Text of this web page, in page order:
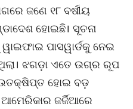
ଜଣେ ୧୮ ବର୍ଷୀୟ
ହୋଇଛି। ସୂଚନା
ୱାଇଫାଇ ପାସୱାର୍ଡକୁ ନେଇ
ଝଗଡ଼ା ଏତେ ଉଗ୍ର ରୂପ
ଉତକ୍ଷିପ୍ତ ହୋଇ ବଡ଼
ଜର୍ଜିଆରେ